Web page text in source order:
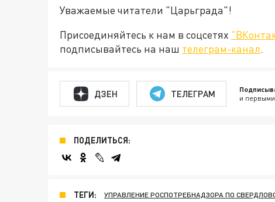
Уважаемые читатели "Царьграда"!
Присоединяйтесь к нам в соцсетях
подписывайтесь на наш телеграм-канал.
ДЗЕН ТЕЛЕГРАМ и
ПОДЕЛИТЬСЯ:
ТЕГИ: УПРАВЛЕНИЕ РОСПОТРЕБНАДЗОРА ПО